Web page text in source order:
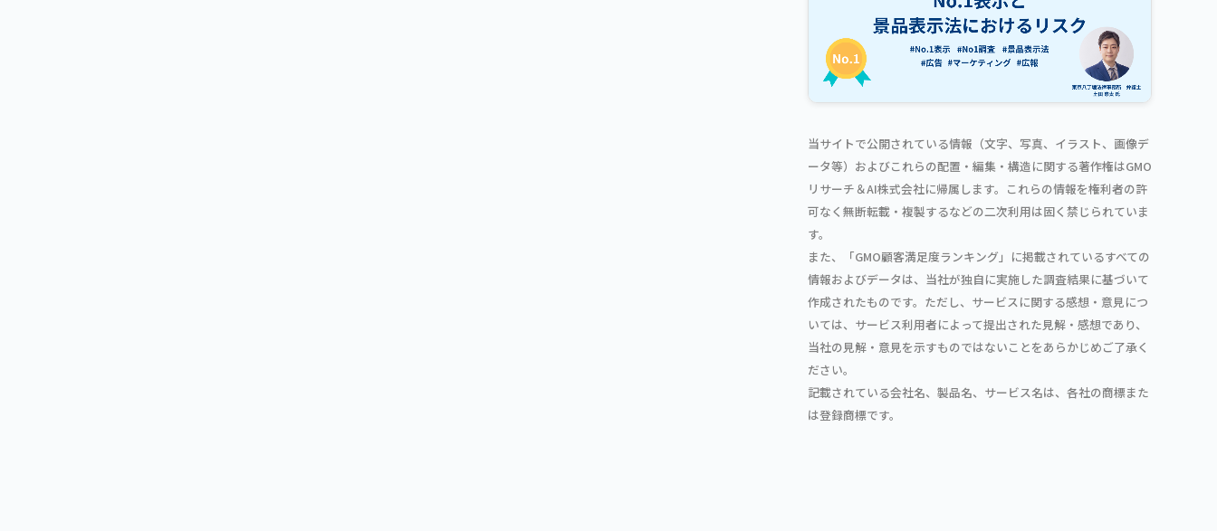
当サイトで公開されている情報（文字、写真、イラスト、画像デ
ータ等）およびこれらの配置・編集・構造に関する著作権はGMO
リサーチ＆AI株式会社に帰属します。これらの情報を権利者の許
可なく無断転載・複製するなどの二次利用は固く禁じられていま
す。
また、「GMO顧客満足度ランキング」に掲載されているすべての
情報およびデータは、当社が独自に実施した調査結果に基づいて
作成されたものです。ただし、サービスに関する感想・意見につ
いては、サービス利用者によって提出された見解・感想であり、
当社の見解・意見を示すものではないことをあらかじめご了承く
ださい。
記載されている会社名、製品名、サービス名は、各社の商標また
は登録商標です。